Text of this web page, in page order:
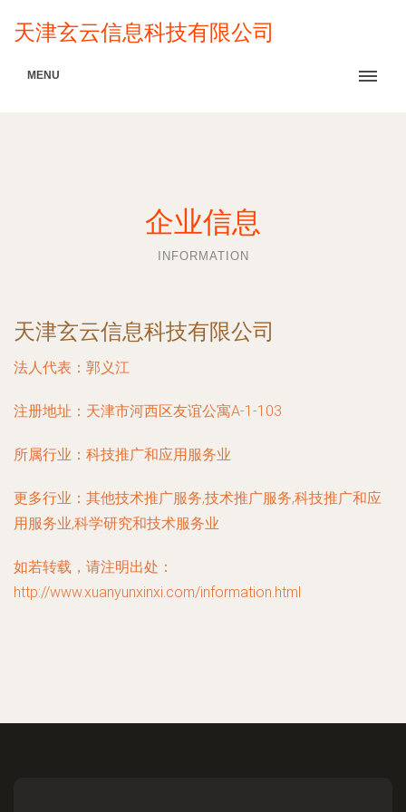
天津玄云信息科技有限公司
MENU
企业信息
INFORMATION
天津玄云信息科技有限公司
法人代表： 郭义江
注册地址： 天津市河西区友谊公寓A-1-103
所属行业： 科技推广和应用服务业
更多行业： 其他技术推广服务,技术推广服务,科技推广和应
用服务业,科学研究和技术服务业
如若转载，请注明出处：
http://www.xuanyunxinxi.com/information.html